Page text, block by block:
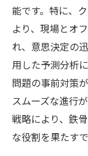
能です。特に、
より、現場とオ
れ、意思決定の
用した予測分析
問題の事前対策
スムーズな進行
戦略により、鉄
な役割を果たすで